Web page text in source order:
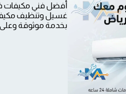
أفضل فني مكيفات
غسيل وتنظيف
بخدمة موثوقة وعلى